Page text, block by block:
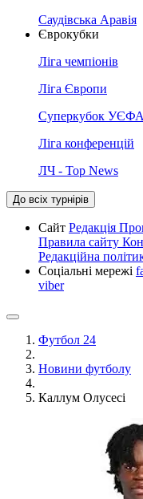
Саудівська Аравія
Єврокубки
Ліга чемпіонів
Ліга Європи
Суперкубок УЄФА
Ліга конференцій
ЛЧ - Top News
До всіх турнірів
Сайт Редакція
Правила сайту
Редакційна
Соціальні мережі
viber
Футбол 24
Новини футболу
Каллум Олусесі